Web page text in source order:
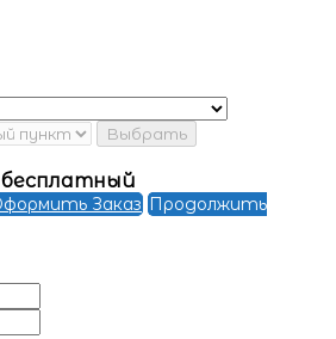
Выбрать
бесплатный
Заказ Продолжить